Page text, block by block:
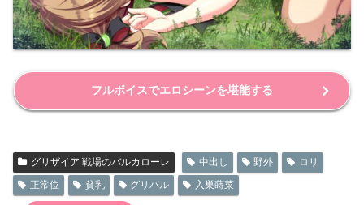
フルボイスでエロシーンを堪能する
グリザイア 戦場のバルカローレ 中出し 野外
ロリ
正常位
貧乳 グリバル 入巣蒔菜